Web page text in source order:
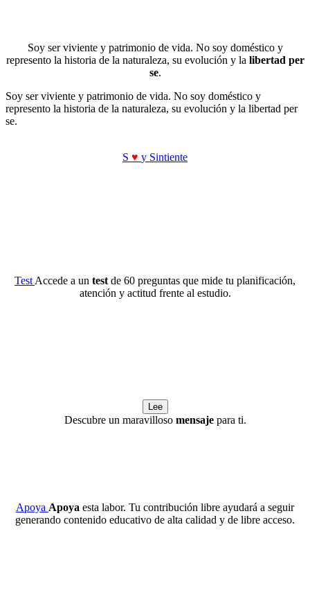
Soy ser viviente y patrimonio de vida. No soy doméstico y
represento la historia de la naturaleza, su evolución y la libertad per
se.
Soy ser viviente y patrimonio de vida. No soy doméstico y
represento la historia de la naturaleza, su evolución y la libertad per
se.
S ♥ y Sintiente
Test Accede a un test de 60 preguntas que mide tu planificación,
atención y actitud frente al estudio.
Lee
Descubre un maravilloso mensajepara ti.
Apoya Apoya esta labor. Tu contribución libre ayudará a seguir
generando contenido educativo de alta calidad y de libre acceso.